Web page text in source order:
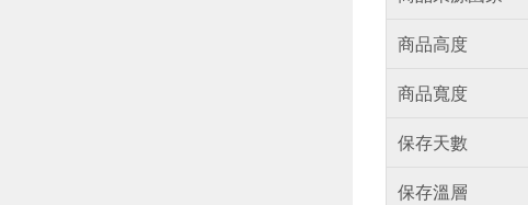
商品高度
商品寬度
保存天數
保存溫層